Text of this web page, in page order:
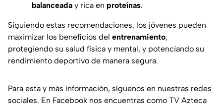
balanceada y rica en proteínas.
Siguiendo estas recomendaciones, los jóvenes pueden
maximizar los beneficios del entrenamiento,
protegiendo su salud física y mental, y potenciando su
rendimiento deportivo de manera segura.
Para esta y más información, síguenos en nuestras redes
sociales. En Facebook nos encuentras como TV Azteca